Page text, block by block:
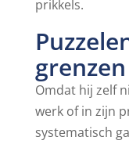
prikkels.
Omdat hij zelf
werk of in zijn
systematisch